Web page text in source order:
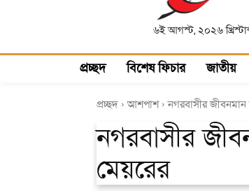
৬ই আগস্ট, ২০২৬
প্রচ্ছদ বিশেষ ফিচার জাতীয়
প্রচ্ছদ আশপাশ নগরবাসীর জীবনমান
নগরবাসীর
মেয়রের